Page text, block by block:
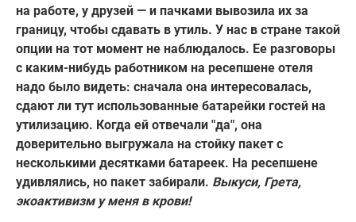
на работе, у друзей — и пачками вывозила их за
границу, чтобы сдавать в утиль. У нас в стране такой
опции на тот момент не наблюдалось. Ее разговоры
с каким-нибудь работником на ресепшене отеля
надо было видеть: сначала она интересовалась,
сдают ли тут использованные батарейки гостей на
утилизацию. Когда ей отвечали "да", она
доверительно выгружала на стойку пакет с
несколькими десятками батареек. На ресепшене
удивлялись, но пакет забирали. Выкуси, Грета,
экоактивизм у меня в крови!